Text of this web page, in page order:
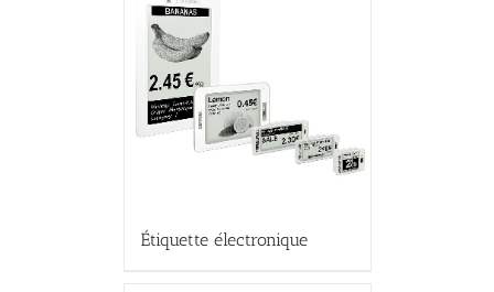
Étiquette électronique